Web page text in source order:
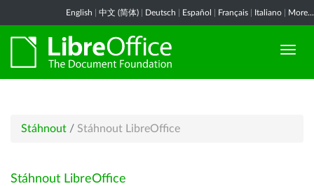
English 中文 (简体) Deutsch Español Français Italiano More...
Stáhnout / Stáhnout LibreOffice
Stáhnout LibreOffice